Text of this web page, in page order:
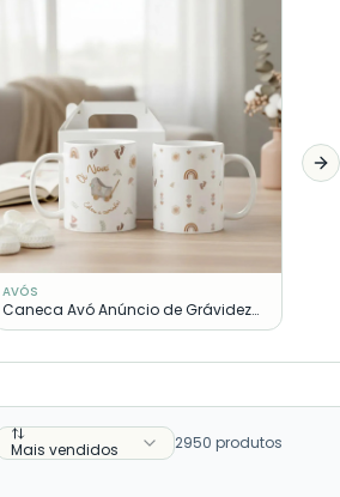
AVÓS
Caneca Avó Anúncio de Grávidez
Vovó Estou a Caminho
Mais vendidos 2950 produtos